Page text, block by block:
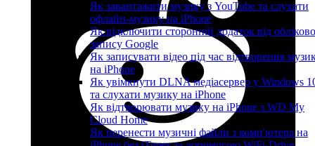
Як завантажити музику з YouTube та слухати
офлайн-музику на iPhone
Як відключити сторонній додаток від
запису Google
Як записувати відео під час відтворення
на iPhone
Як увімкнути DLNA медіасервер у Windows
та слухати музику на iPhone
Як відтворювати музику на iPhone з WD My
Cloud Home
Як перенести музичні файли з комп'ютера на